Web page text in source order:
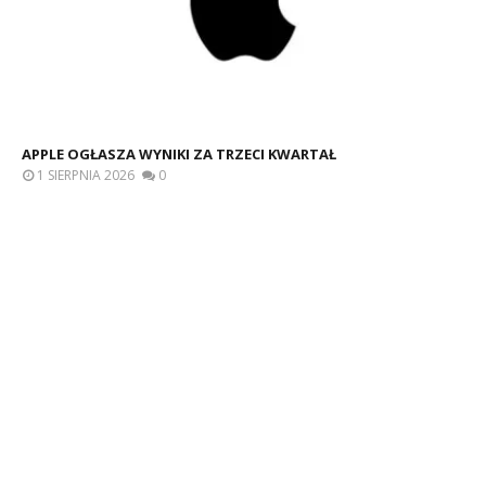
APPLE OGŁASZA WYNIKI ZA TRZECI KWARTAŁ
1 SIERPNIA 2026 0